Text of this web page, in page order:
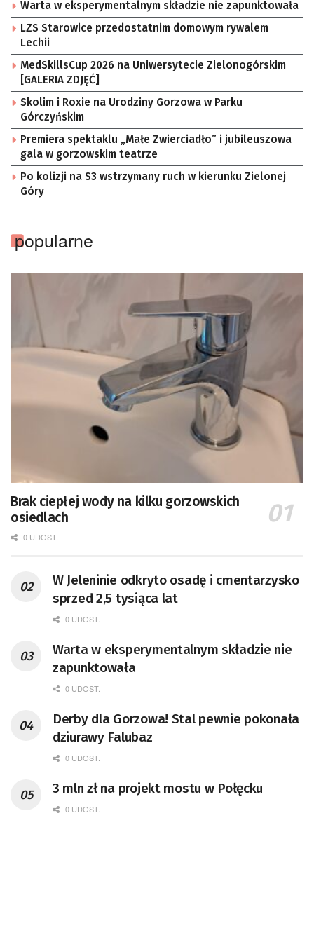
Warta w eksperymentalnym składzie nie zapunktowała
LZS Starowice przedostatnim domowym rywalem
Lechii
MedSkillsCup 2026 na Uniwersytecie Zielonogórskim
[GALERIA ZDJĘĆ]
Skolim i Roxie na Urodziny Gorzowa w Parku
Górczyńskim
Premiera spektaklu „Małe Zwierciadło” i jubileuszowa
gala w gorzowskim teatrze
Po kolizji na S3 wstrzymany ruch w kierunku Zielonej
Góry
popularne
Brak ciepłej wody na kilku gorzowskich
osiedlach
0 UDOST.
W Jeleninie odkryto osadę i cmentarzysko
sprzed 2,5 tysiąca lat
0 UDOST.
Warta w eksperymentalnym składzie nie
zapunktowała
0 UDOST.
Derby dla Gorzowa! Stal pewnie pokonała
dziurawy Falubaz
0 UDOST.
3 mln zł na projekt mostu w Połęcku
0 UDOST.